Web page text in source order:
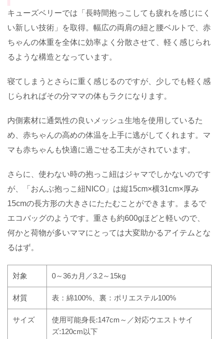
キューズベリーでは「長時間抱っこしても疲れを感じにく
い新しい技術」を取得。幅広の両肩の紐と腰ベルトで、赤
ちゃんの体重を全体に効率よく分散させて、軽く感じられ
るような構造となっています。
寝てしまうとさらに重く感じるのですが、少しでも軽く感
じられればその分ママの体もラクになります。
内側素材に通気性の良いメッシュ生地を使用しているた
め、赤ちゃんの高めの体温を上手に逃がしてくれます。マ
マも赤ちゃんも快適に過ごせる工夫がされています。
さらに、使わない時の抱っこ紐はジャマでしかないのです
が、「おんぶ抱っこ紐NICO」は縦15cm×横31cm×厚み
15cmの長方形の大きさにたたむことができます。まるで
エコバッグのようです。重さも約600gほどと軽いので、
何かと荷物が多いママにとっては大変助かるアイテムとな
るはず。
対象 0～36カ月／3.2～ 15kg
材質 表：綿100%、裏：ポリエステル100%
サイズ 使用可能身長:147cm ～／対応ウエストサイ
ズ:120cm以下